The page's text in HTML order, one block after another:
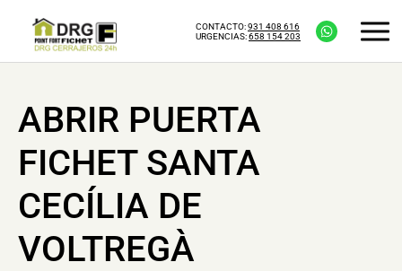
CONTACTO:931 408 616
URGENCIAS:658 154 203
ABRIR PUERTA
FICHET SANTA
CECÍLIA DE
VOLTREGÀ